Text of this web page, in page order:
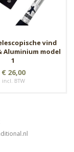
vind
Aluminium model
1
€ 26,00
incl. BTW